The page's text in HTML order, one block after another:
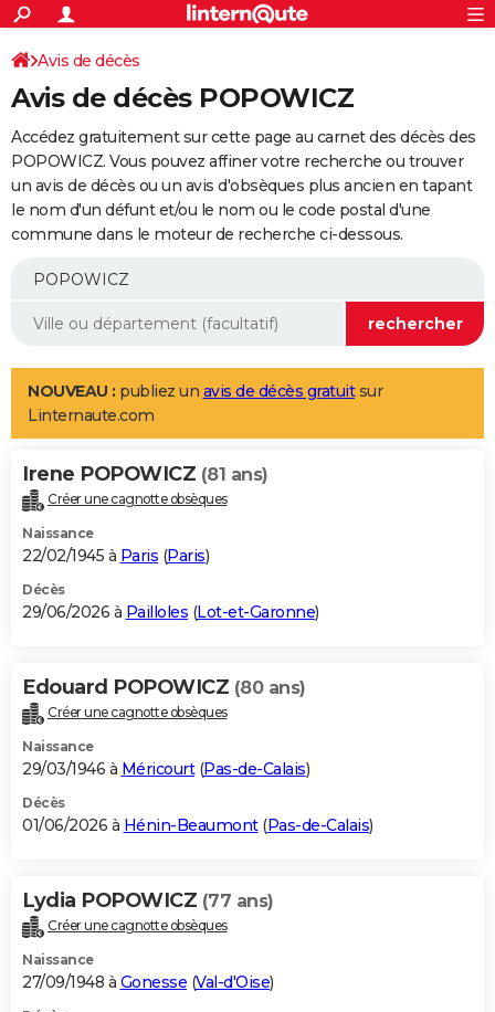
ACTUALITÉS
Politique
Société
Faits Divers
Education
Monde
Villes
+
SPORT
Coupe du monde 2026
Football
Tennis
Cyclisme
Rugby
Forum
Programme TV
TNT
Streaming
Cinéma
Sorties cinéma
Musique
+
FINANCE
Impôts
Immobilier
Risques naturels par ville
Banque
Assurance
Crédit
AUTO
Essais
Réserver un essai
Citadines
Berlines
SUV
Forum auto
+
Mobiles
Meilleur smartphone
Internet
Ordinateurs
Jeux vidéo
Guide high-tech
Aménagement intérieur
LIFESTYLE
Art de vivre
Bien-être
Loisirs
Mode
Modes de vie
Alimentation
Guide de la santé
Maladies
Médicaments
Sommeil
VOYAGE
Destinations
City break
Voyage nature
Voyage de noces
Forum
Climat
+PHOTO
GUIDES D'ACHAT
BONS PLANS
Carte de Noël
Carte Bonne année
Carte Saint-Valentin
Carte Pâques
Carte d'anniversaire
DICTIONNAIRE
Dictionnaire
Biographies
Citations
Expressions
Proverbes
PROGRAMME TV
S'inscrire
Se connecter
Lycées
Collèges
Primaires
Universités
Entreprises
Service militaire
Avis de recherche
AVIS DE DÉCÈS
Bricolage
Lifestyle
Culture
Sport
Auto
Television
Voyage
Cinema
Avis de décès
Avis de décès POPOWICZ
Accédez gratuitement sur cette page au carnet des décès des
POPOWICZ. Vous pouvez affiner votre recherche ou trouver
un avis de décès ou un avis d'obsèques plus ancien en tapant
le nom d'un défunt et/ou le nom ou le code postal d'une
commune dans le moteur de recherche ci-dessous.
NOUVEAU : publiez un avis de décès gratuitsur
Linternaute.com
Irene POPOWICZ (81 ans)
Créer une cagnotte obsèques
Naissance
22/02/1945 à Paris (Paris)
Décès
29/06/2026 à Pailloles (Lot-et-Garonne)
Edouard POPOWICZ (80 ans)
Créer une cagnotte obsèques
Naissance
29/03/1946 à Méricourt(Pas-de-Calais)
Décès
01/06/2026 à Hénin-Beaumont(Pas-de-Calais)
Lydia POPOWICZ (77 ans)
Créer une cagnotte obsèques
Naissance
27/09/1948 à Gonesse (Val-d'Oise)